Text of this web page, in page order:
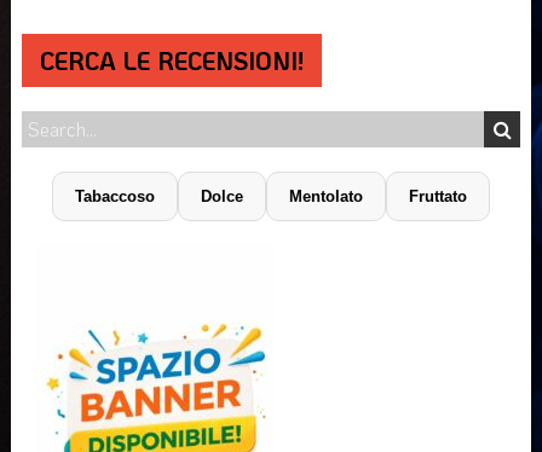
CERCA LE RECENSIONI!
Tabaccoso Dolce Mentolato Fruttato